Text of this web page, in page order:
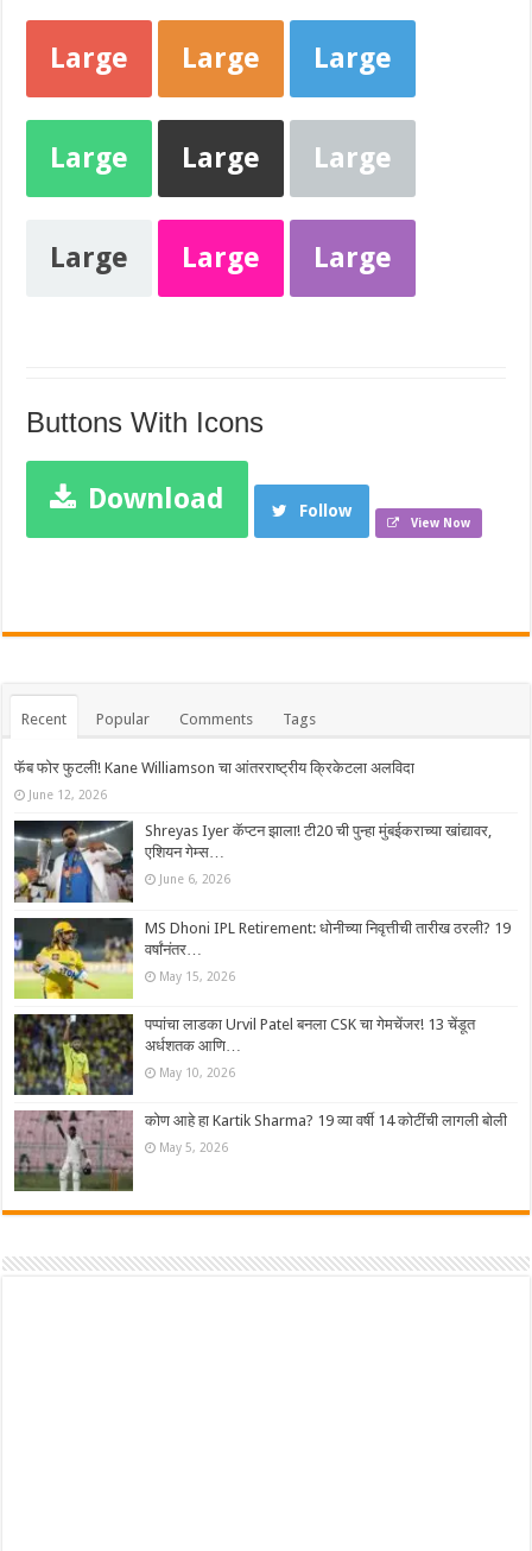
Large Large Large
Large Large Large
Large Large Large
Buttons With Icons
Download Follow
View Now
Recent Popular Comments Tags
फॅब फोर फुटली! Kane Williamson चा आंतरराष्ट्रीय क्रिकेटला अलविदा
June 12, 2026
Shreyas Iyer कॅप्टन झाला! टी20 ची पुन्हा मुंबईकराच्या खांद्यावर,
एशियन गेम्स…
June 6, 2026
MS Dhoni IPL Retirement: धोनीच्या निवृत्तीची तारीख ठरली? 19
वर्षांनंतर…
May 15, 2026
पप्पांचा लाडका Urvil Patel बनला CSK चा गेमचेंजर! 13 चेंडूत
अर्धशतक आणि…
May 10, 2026
कोण आहे हा Kartik Sharma? 19 व्या वर्षी 14 कोटींची लागली बोली
May 5, 2026